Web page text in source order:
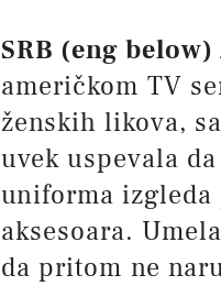
SRB (eng below)
američkom TV
ženskih likova,
uvek uspevala
uniforma
aksesoara.
da pritom ne